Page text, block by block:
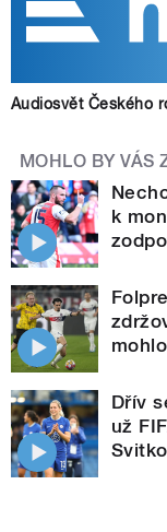
Audiosvět Českého
MOHLO BY VÁS
k
Dřív
už